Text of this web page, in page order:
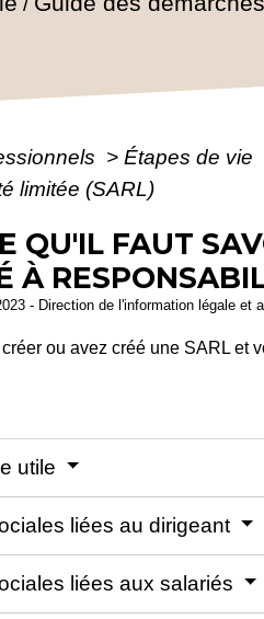
> Étapes de vie
limitée (SARL)
QU'IL FAUT
À
- Direction de l'information légale et
ou avez créé une SARL et
utile
liées au dirigeant
liées aux salariés